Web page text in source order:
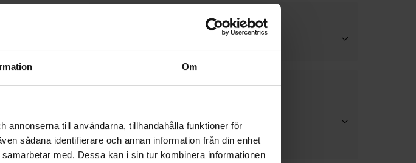
Om
annonserna till användarna, tillhandahålla funktioner för
sådana identifierare och annan information från din enhet
med. Dessa kan i sin tur kombinera informationen
Färg
Utvändig kulör
S 0502-Y